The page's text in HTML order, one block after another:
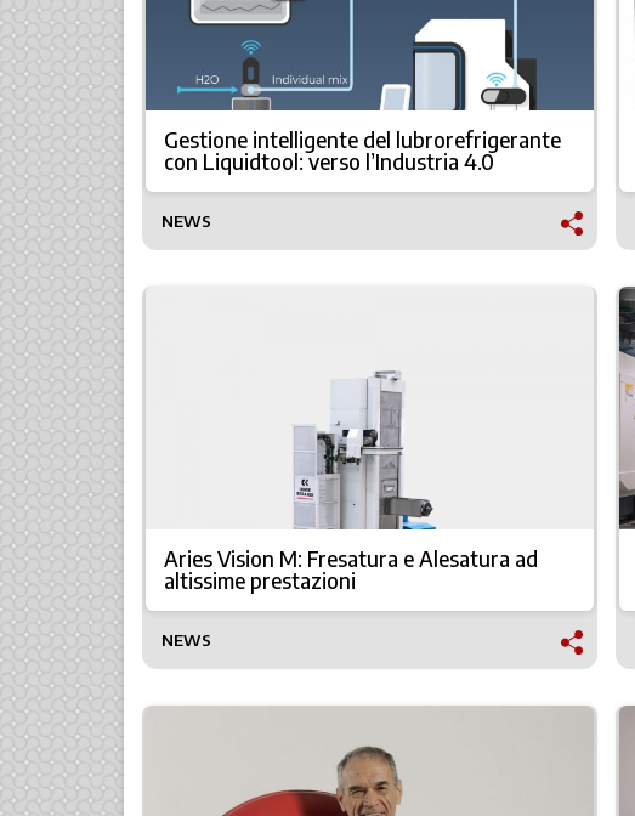
Gestione intelligente del lubrorefrigerante
con Liquidtool: verso l’Industria 4.0
NEWS
Aries Vision M: Fresatura e Alesatura ad
altissime prestazioni
NEWS